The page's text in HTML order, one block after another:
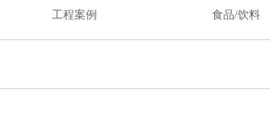
工程案例 食品/饮料